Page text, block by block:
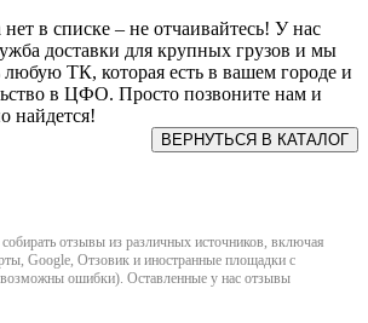
в списке – не отчаивайтесь! У нас
доставки для крупных грузов и мы
любую ТК, которая есть в вашем городе и
в ЦФО. Просто позвоните нам и
найдется!
отзывы из различных источников, включая
Google, Отзовик и иностранные площадки с
возможны ошибки). Оставленные у нас отзывы